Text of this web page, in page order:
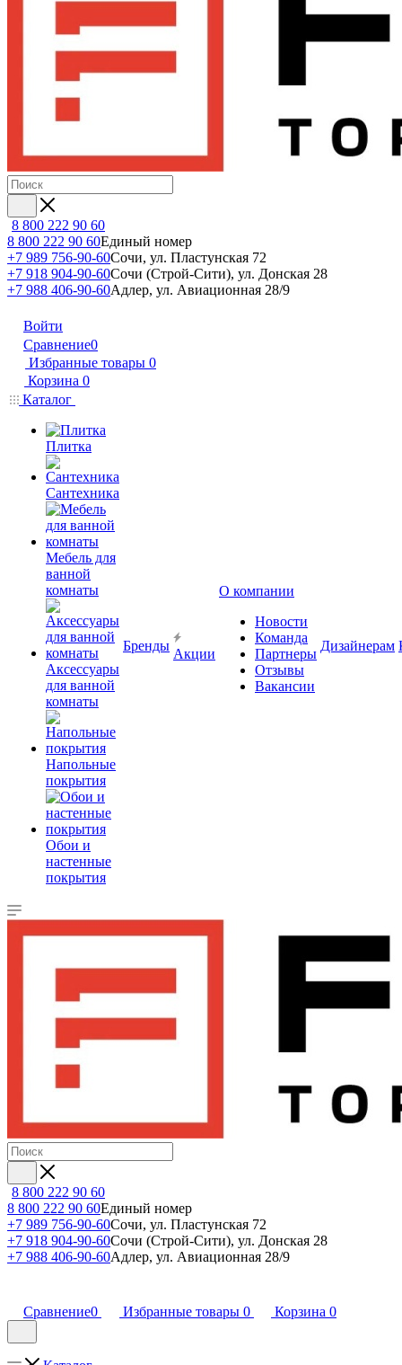
8 800 222 90 60
8 800 222 90 60Единый номер
+7 989 756-90-60Сочи, ул. Пластунская 72
+7 918 904-90-60Сочи (Строй-Сити), ул. Донская 28
+7 988 406-90-60Адлер, ул. Авиационная 28/9
Войти
Сравнение0
Избранные товары 0
Корзина 0
Каталог
Плитка
Сантехника
Мебель для
ванной
комнаты
Аксессуары
для ванной
комнаты
Напольные
покрытия
Обои и
настенные
покрытия
Бренды
Акции
О компании
Новости
Команда
Партнеры
Отзывы
Вакансии
Дизайнерам
8 800 222 90 60
8 800 222 90 60Единый номер
+7 989 756-90-60Сочи, ул. Пластунская 72
+7 918 904-90-60Сочи (Строй-Сити), ул. Донская 28
+7 988 406-90-60Адлер, ул. Авиационная 28/9
Сравнение0 Избранные товары 0 Корзина 0